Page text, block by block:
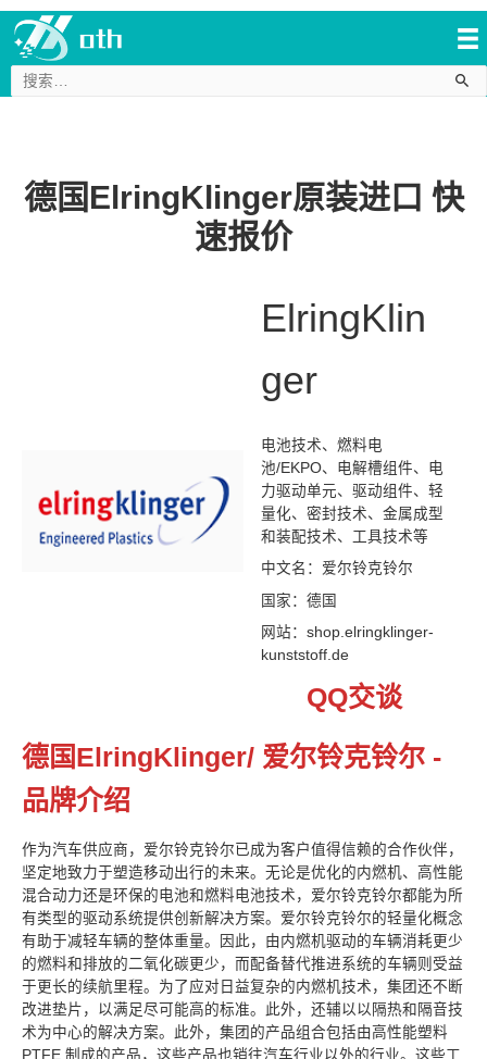
搜
索：
德国ElringKlinger原装进口 快
速报价
ElringKlin
ger
电池技术、燃料电
池/EKPO、电解槽组件、电
力驱动单元、驱动组件、轻
量化、密封技术、金属成型
和装配技术、工具技术等
中文名：爱尔铃克铃尔
国家：德国
网站：shop.elringklinger-
kunststoff.de
QQ交谈
德国ElringKlinger/ 爱尔铃克铃尔 -
品牌介绍
作为汽车供应商，爱尔铃克铃尔已成为客户值得信赖的合作伙伴，
坚定地致力于塑造移动出行的未来。无论是优化的内燃机、高性能
混合动力还是环保的电池和燃料电池技术，爱尔铃克铃尔都能为所
有类型的驱动系统提供创新解决方案。爱尔铃克铃尔的轻量化概念
有助于减轻车辆的整体重量。因此，由内燃机驱动的车辆消耗更少
的燃料和排放的二氧化碳更少，而配备替代推进系统的车辆则受益
于更长的续航里程。为了应对日益复杂的内燃机技术，集团还不断
改进垫片，以满足尽可能高的标准。此外，还辅以以隔热和隔音技
术为中心的解决方案。此外，集团的产品组合包括由高性能塑料
PTFE 制成的产品，这些产品也销往汽车行业以外的行业。这些工